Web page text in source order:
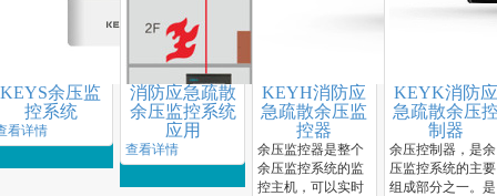
KEYS余压监
控系统
看详情
消防应急疏散
余压监控系统
应用
查看详情
KEYH消防应
急疏散余压监
控器
余压监控器是整个
余压监控系统的监
控主机，可以实时
KEYK消防
急疏散余压
制器
余压控制器，是余
压监控系统的主要
组成部分之一。是